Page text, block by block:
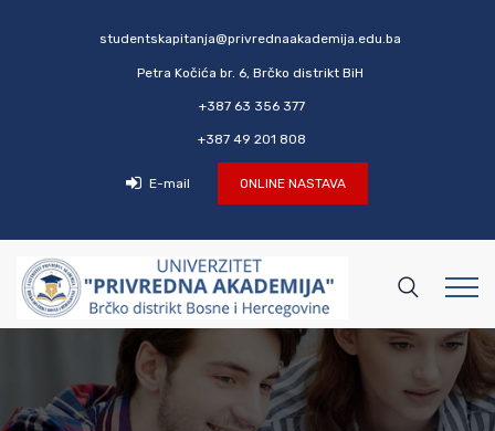
studentskapitanja@privrednaakademija.edu.ba
Petra Kočića br. 6, Brčko distrikt BiH
+387 63 356 377
+387 49 201 808
E-mail ONLINE NASTAVA